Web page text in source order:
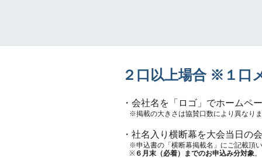
２口以上場合 ※ １口
・会社名を「ロゴ」でホームペ
※掲載の大きさは協賛口数により異なり
・社名入り横断幕を大会当日の
※申込書の「横断幕掲載名」にご記載頂
※ ６月末（必着）までのお申込み分対象。